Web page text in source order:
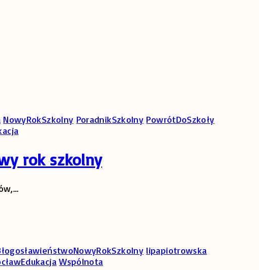
NowyRokSzkolny PoradnikSzkolny PowrótDoSzkoły
rok szkolny
…
lipapiotrowska
Wspólnota